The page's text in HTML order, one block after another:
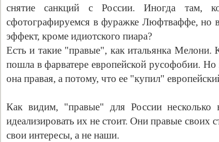
снятие санкций с России. Иногда там,
сфотографируемся в фуражке Люфтваффе, но в
эффект, кроме идиотского пиара?
Есть и такие "правые", как итальянка Мелони.
пошла в фарватере европейской русофобии.
она правая, а потому, что ее "купил"
Как видим, "правые" для России несколько
идеализировать их не стоит. Они правые своих
свои интересы, а не наши.